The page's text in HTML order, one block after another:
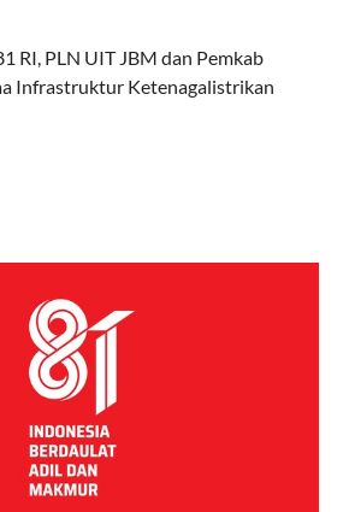
RI, PLN UIT JBM dan Pemkab
Infrastruktur Ketenagalistrikan